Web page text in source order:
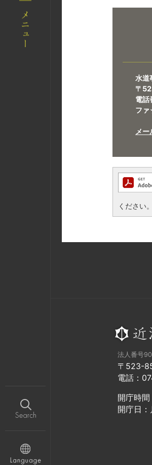
水道
〒
電
フ
メ
ください。
法人番号
〒523-
電話：
開庁時
開庁日